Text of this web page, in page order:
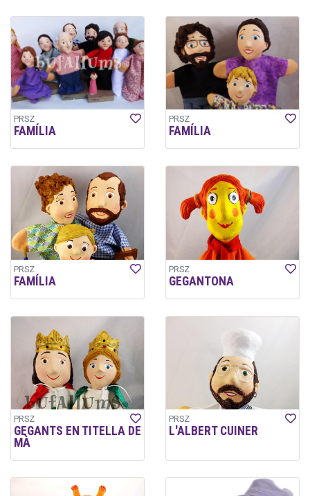
PRSZ
FAMÍLIA
PRSZ
FAMÍLIA
PRSZ
FAMÍLIA
PRSZ
GEGANTONA
PRSZ
GEGANTS EN TITELLA DE
MÀ
PRSZ
L'ALBERT CUINER